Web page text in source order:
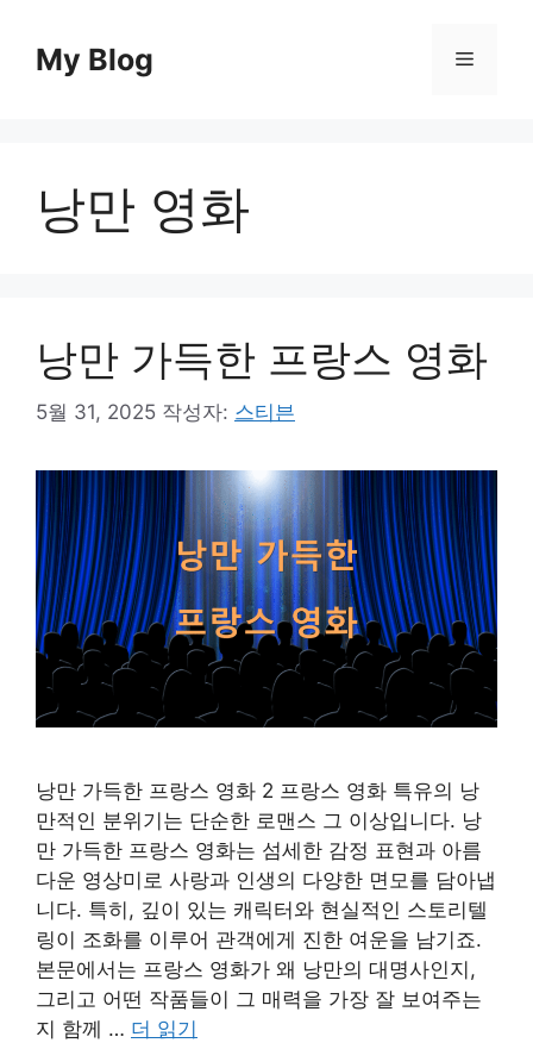
My Blog 메
낭만 영화
낭만 가득한 프랑스 영화
5월 31, 2025 작성자: 스티븐
낭만 가득한 프랑스 영화 2 프랑스 영화 특유의 낭
만적인 분위기는 단순한 로맨스 그 이상입니다. 낭
만 가득한 프랑스 영화는 섬세한 감정 표현과 아름
다운 영상미로 사랑과 인생의 다양한 면모를 담아냅
니다. 특히, 깊이 있는 캐릭터와 현실적인 스토리텔
링이 조화를 이루어 관객에게 진한 여운을 남기죠.
본문에서는 프랑스 영화가 왜 낭만의 대명사인지,
그리고 어떤 작품들이 그 매력을 가장 잘 보여주는
지 함께 … 더 읽기